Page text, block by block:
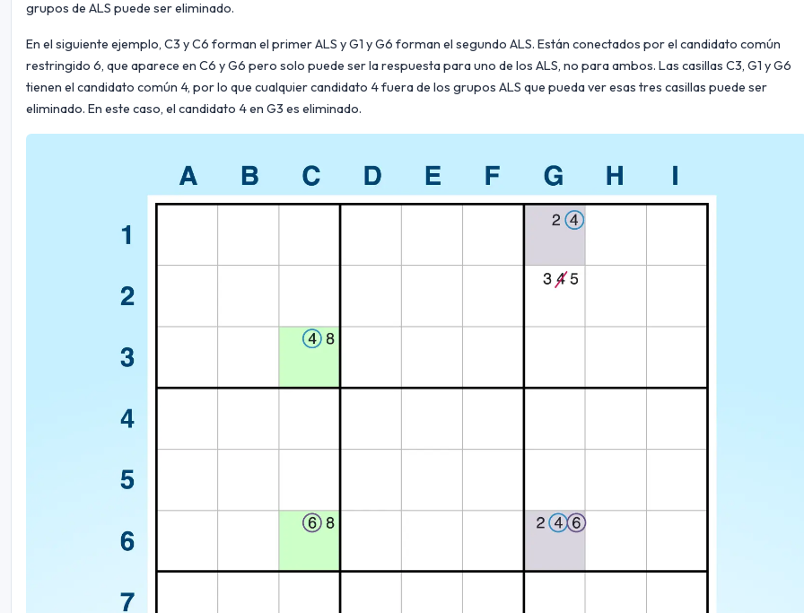
grupos de ALS puede ser eliminado.
En el siguiente ejemplo, C3 y C6 forman el primer ALS y G1 y G6 forman el segundo ALS. Están conectados por el candidato común
restringido 6, que aparece en C6 y G6 pero solo puede ser la respuesta para uno de los ALS, no para ambos. Las casillas C3, G1 y G6
tienen el candidato común 4, por lo que cualquier candidato 4 fuera de los grupos ALS que pueda ver esas tres casillas puede ser
eliminado. En este caso, el candidato 4 en G3 es eliminado.